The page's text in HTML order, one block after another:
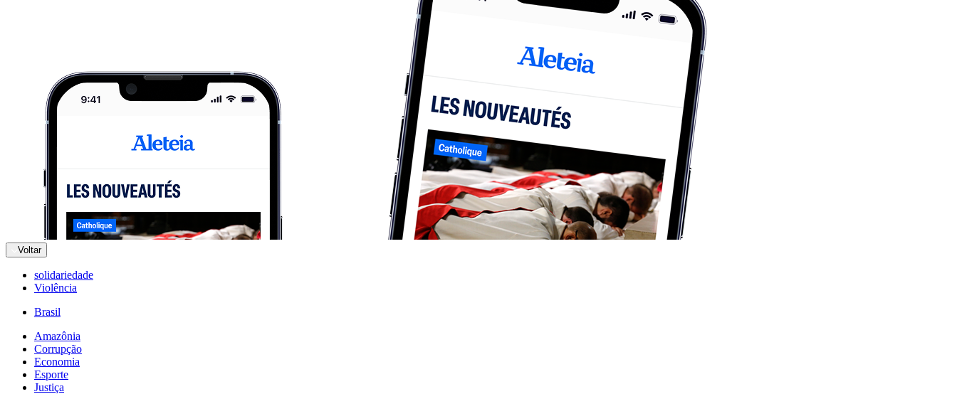
Voltar
solidariedade
Violência
Brasil
Amazônia
Corrupção
Economia
Esporte
Justiça